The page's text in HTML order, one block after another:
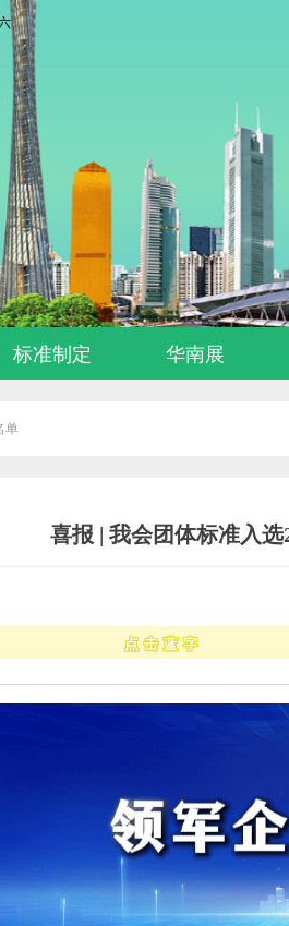
标准制定 华南展
单
喜报 | 我会团体标准入
点击蓝字